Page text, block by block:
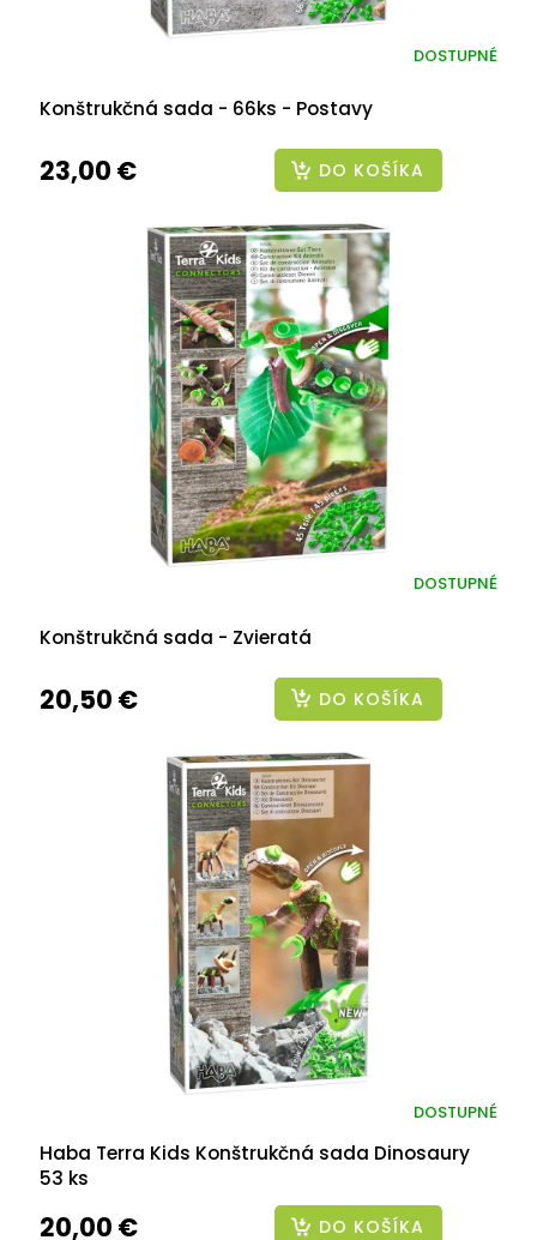
Konštrukčná sada - 66ks - Postavy
DOSTUPNÉ
23,00 € DO KOŠÍKA
Konštrukčná sada - Zvieratá
DOSTUPNÉ
20,50 € DO KOŠÍKA
Haba Terra Kids Konštrukčná sada Dinosaury
53 ks
DOSTUPNÉ
20,00 € DO KOŠÍKA